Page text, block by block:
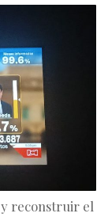
reconstruir el